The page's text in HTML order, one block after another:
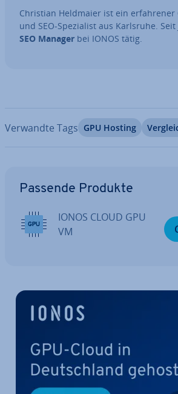
Christian Heldmaier ist ein
und SEO-Spe­zia­list aus Karlsruhe.
SEO Manager bei IONOS tätig.
Verwandte Tags GPU Hosting
Passende Produkte
IONOS CLOUD GPU
VM